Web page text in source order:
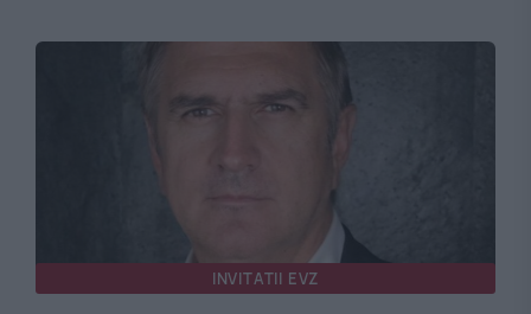
INVITATII EVZ